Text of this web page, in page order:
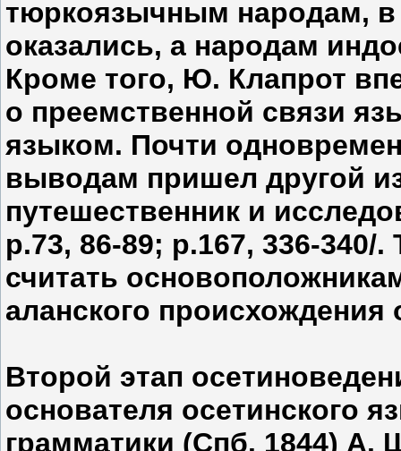
тюркоязычным народам,
оказались, а народам
Кроме того, Ю. Клапрот
о преемственной связи
языком. Почти
выводам пришел другой
путешественник и
р.73, 86-89; р.167, 336-
считать
аланского происхождения
Второй этап
основателя осетинского
грамматики (Спб. 1844) А.